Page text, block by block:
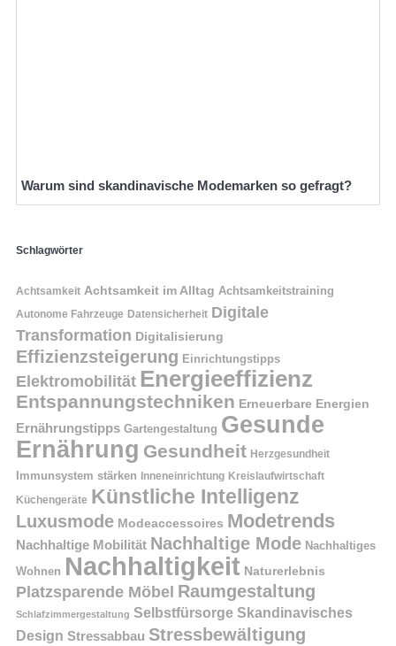
Warum sind skandinavische Modemarken so gefragt?
Schlagwörter
Achtsamkeit Achtsamkeit im Alltag Achtsamkeitstraining
Autonome Fahrzeuge Datensicherheit Digitale
Transformation Digitalisierung
Effizienzsteigerung Einrichtungstipps
Elektromobilität Energieeffizienz
Entspannungstechniken Erneuerbare Energien
Ernährungstipps Gartengestaltung Gesunde
Ernährung Gesundheit Herzgesundheit
Immunsystem stärken Inneneinrichtung Kreislaufwirtschaft
Küchengeräte Künstliche Intelligenz
Luxusmode Modeaccessoires Modetrends
Nachhaltige Mobilität Nachhaltige Mode Nachhaltiges
Wohnen Nachhaltigkeit Naturerlebnis
Platzsparende Möbel Raumgestaltung
Schlafzimmergestaltung Selbstfürsorge Skandinavisches
Design Stressabbau Stressbewältigung